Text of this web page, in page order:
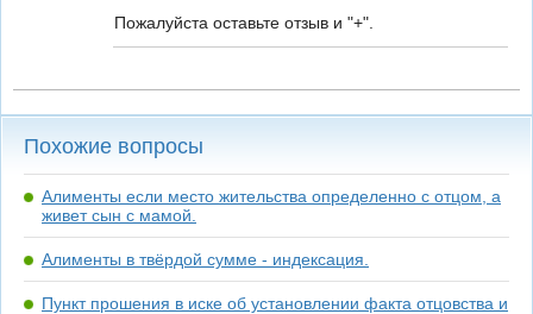
Пожалуйста оставьте отзыв и "+".
Похожие вопросы
Алименты если место жительства определенно с отцом, а
живет сын с мамой.
Алименты в твёрдой сумме - индексация.
Пункт прошения в иске об установлении факта отцовства и